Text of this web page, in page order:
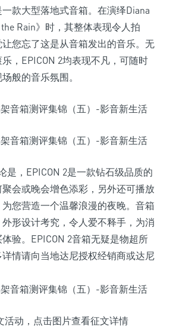
款大型落地式音箱。在演绎Diana
Rain》时，其整体表现令人拍
您忘了这是从音箱发出的音乐。无
，EPICON 2均表现不凡，可随时
般的音乐氛围。
是，EPICON 2是一款钻石级品质的
会或晚会增色添彩，另外还可播放
您营造一个温馨浪漫的夜晚。音箱
形设计考究，令人爱不释手，为消
验。EPICON 2音箱无疑是物超所
情请向当地达尼授权经销商或达尼
动，点击图片查看征文详情